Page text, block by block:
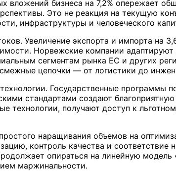
вложений бизнеса на 7,2% опережает
Это не реакция на текущую
инфраструктуры и человеческого
Увеличение экспорта и импорта на
Норвежские компании
сегментам рынка ЕС и других
цепочки — от логистики до
Государственные программы
стандартами создают
технологии, получают доступ к
наращивания объемов на
контроль качества и
опираться на линейную
маржинальности.